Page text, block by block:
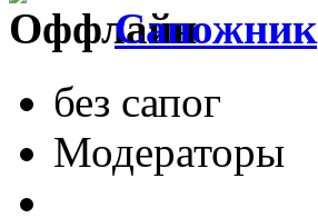
Сапожник
без сапог
Модераторы